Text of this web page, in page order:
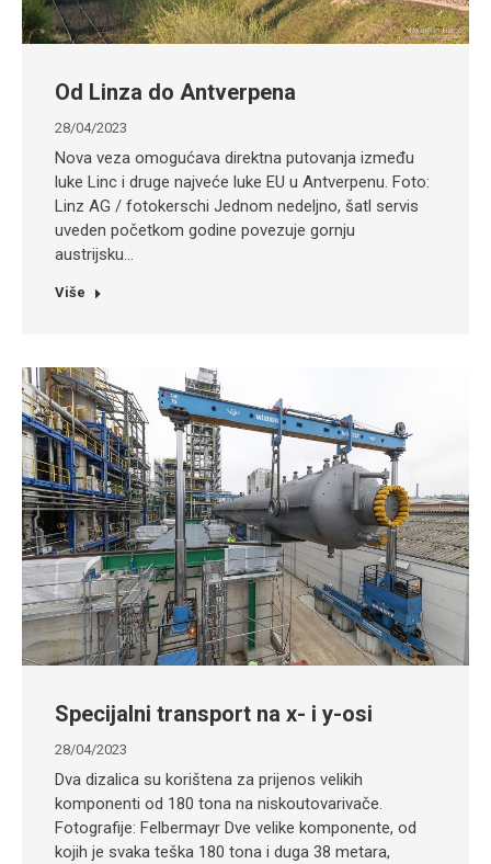
Od Linza do Antverpena
28/04/2023
Nova veza omogućava direktna putovanja između
luke Linc i druge najveće luke EU u Antverpenu. Foto:
Linz AG / fotokerschi Jednom nedeljno, šatl servis
uveden početkom godine povezuje gornju
austrijsku…
Više
Specijalni transport na x- i y-osi
28/04/2023
Dva dizalica su korištena za prijenos velikih
komponenti od 180 tona na niskoutovarivače.
Fotografije: Felbermayr Dve velike komponente, od
kojih je svaka teška 180 tona i duga 38 metara,